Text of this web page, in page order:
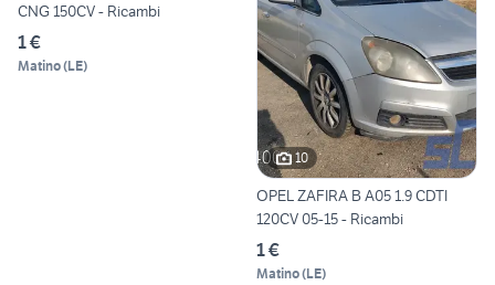
CNG 150CV - Ricambi
1 €
Matino(LE)
10
OPEL ZAFIRA B A05 1.9 CDTI
120CV 05-15 - Ricambi
1 €
Matino(LE)